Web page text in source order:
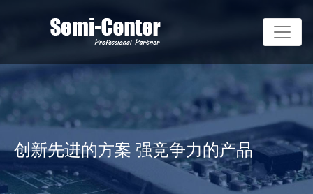
创新先进的方案 强竞争力的产品